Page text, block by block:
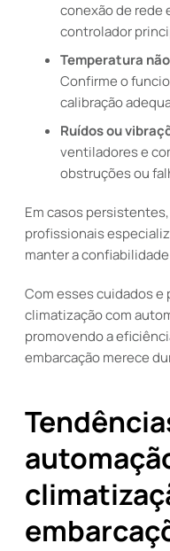
conexão de rede
controlador
Temperatura
Confirme o
calibração
Ruídos ou
ventiladores e
obstruções ou
Em casos
profissionais
manter a
Com esses cuidados
climatização com
promovendo a
embarcação merece